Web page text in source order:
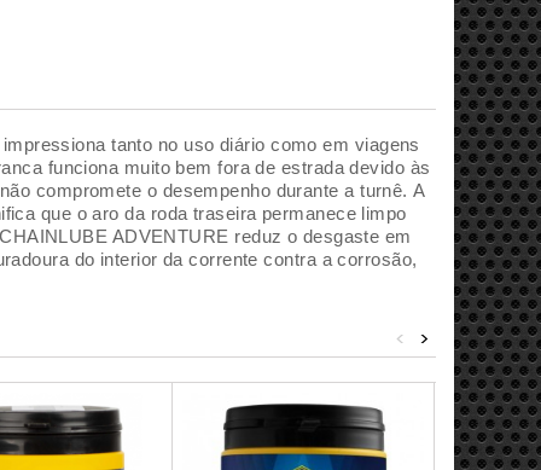
tanto no uso diário como em viagens
funciona muito bem fora de estrada devido às
compromete o desempenho durante a turnê.A
que o aro da roda traseira permanece limpo
ADVENTURE reduz o desgaste em
do interior da corrente contra a corrosão,
>
<